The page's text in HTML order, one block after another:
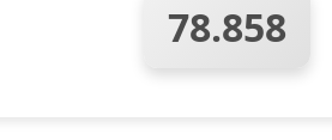
78.858